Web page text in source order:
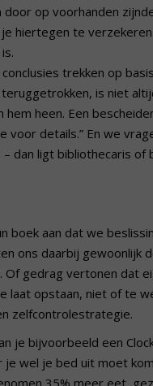
door op voorhanden
hiertegen te
trekken op
is niet
heen. Een
voor details.” En we
dan ligt bibliothecaris
aan dat we
ons daarbij gewoonlijk
gedrag vertonen dat
laat opstaan, niet of te
zelfcontrolestrategie.
je bijvoorbeeld een
wel je bed uit moet
35% meer eet,